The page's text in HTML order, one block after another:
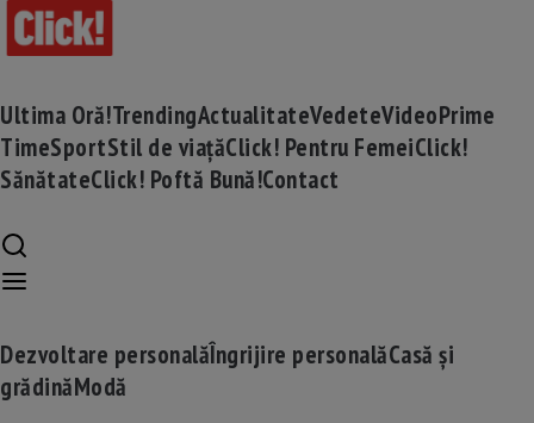
Ultima Oră!TrendingActualitateVedeteVideoPrime
TimeSportStil de viațăClick! Pentru FemeiClick!
SănătateClick! Poftă Bună!Contact
Dezvoltare personalăÎngrijire personalăCasă și
grădinăModă